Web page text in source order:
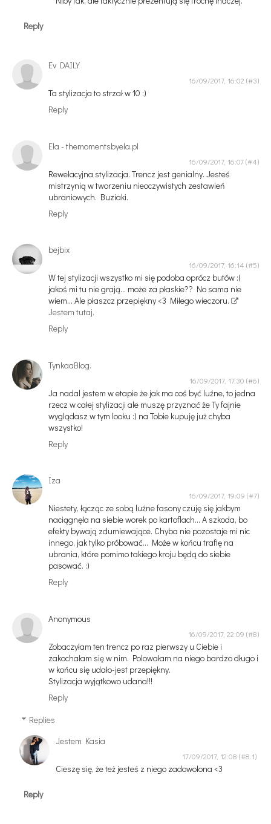
Reply
Ev DAILY
16/09/2017, 16:02
Ta stylizacja to strzał w 10 :)
Reply
Ela - themomentsbyela.pl
16/09/2017, 16:07
Rewelacyjna stylizacja. Trencz jest genialny. Jesteś
mistrzynią w tworzeniu nieoczywistych zestawień
ubraniowych. Buziaki.
Reply
bejbix
16/09/2017, 16:14
W tej stylizacji wszystko mi się podoba oprócz butów :(
jakoś mi tu nie grają... może za płaskie?? No sama nie
wiem... Ale płaszcz przepiękny <3 Miłego wieczoru.
Jestem tutaj.
Reply
TynkaaBlog.
16/09/2017, 17:30
Ja nadal jestem w etapie że jak ma coś być luźne, to jedna
rzecz w całej stylizacji ale muszę przyznać że Ty fajnie
wyglądasz w tym looku :) na Tobie kupuję już chyba
wszystko!
Reply
Iza
16/09/2017, 19:09
Niestety, łącząc ze sobą luźne fasony czuję się jakbym
naciągnęła na siebie worek po kartoflach... A szkoda, bo
efekty bywają zdumiewające. Chyba nie pozostaje mi nic
innego, jak tylko próbować... Może w końcu trafię na
ubrania, które pomimo takiego kroju będą do siebie
pasować. :)
Reply
Anonymous
16/09/2017, 22:09
Zobaczyłam ten trencz po raz pierwszy u Ciebie i
zakochałam się w nim. Polowałam na niego bardzo długo i
w końcu się udało-jest przepiękny.
Stylizacja wyjątkowo udana!!!
Reply
Replies
Jestem Kasia
17/09/2017, 12:08
Cieszę się, że też jesteś z niego zadowolona <3
Reply